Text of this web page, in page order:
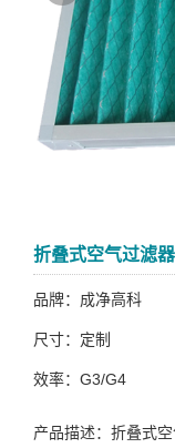
折叠式空气过滤器
品牌：成净高科
尺寸：定制
效率：G3/G4
产品描述：折叠式